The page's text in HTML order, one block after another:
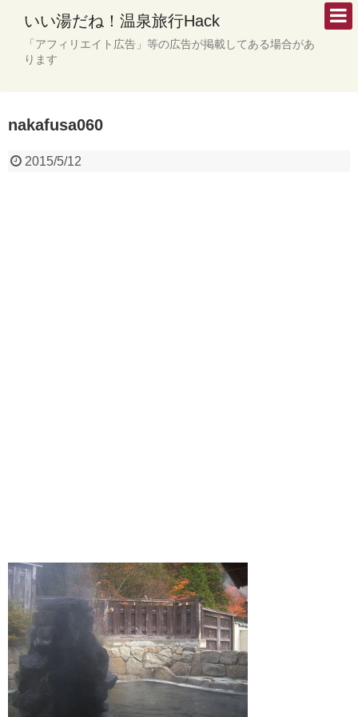
いい湯だね！温泉旅行Hack
「アフィリエイト広告」等の広告が掲載してある場合があ
ります
nakafusa060
2015/5/12